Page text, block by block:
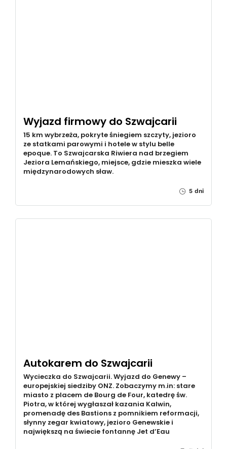
Wyjazd firmowy do Szwajcarii
15 km wybrzeża, pokryte śniegiem szczyty, jezioro
ze statkami parowymi i hotele w stylu belle
epoque. To Szwajcarska Riwiera nad brzegiem
Jeziora Lemańskiego, miejsce, gdzie mieszka wiele
międzynarodowych sław.
5 dni
Autokarem do Szwajcarii
Wycieczka do Szwajcarii. Wyjazd do Genewy –
europejskiej siedziby ONZ. Zobaczymy m.in: stare
miasto z placem de Bourg de Four, katedrę św.
Piotra, w której wygłaszał kazania Kalwin,
promenadę des Bastions z pomnikiem reformacji,
słynny zegar kwiatowy, jezioro Genewskie i
największą na świecie fontannę Jet d’Eau